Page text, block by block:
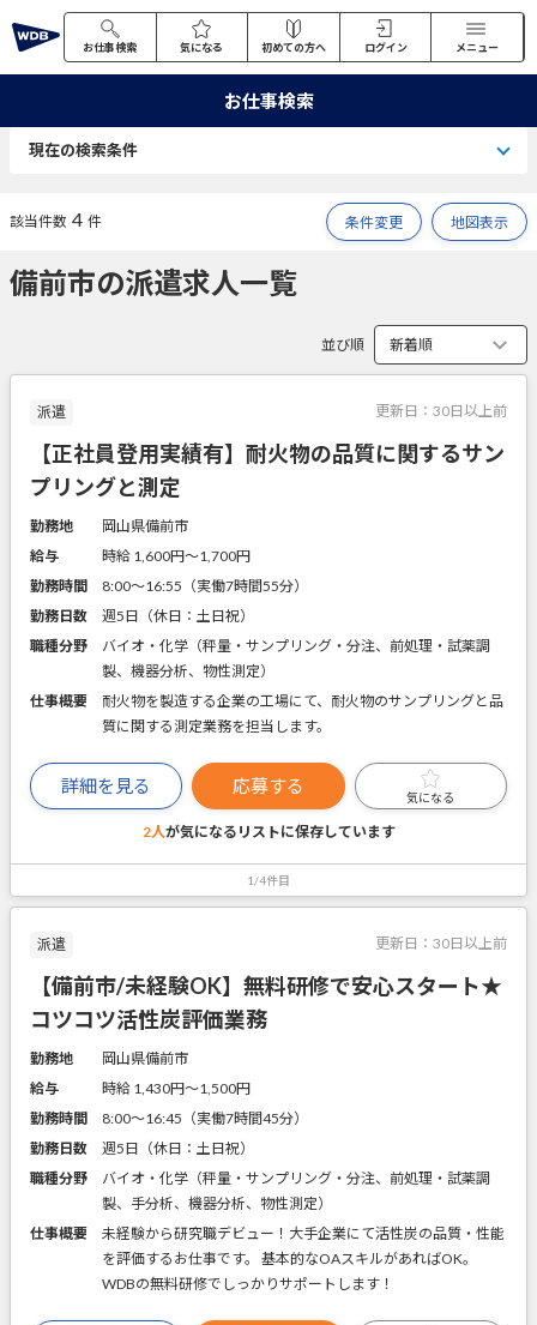
お仕事検索 気になる 初めての方へ ログイン メニュー
お仕事検索
現在の検索条件
該当件数 4 件 条件変更 地図表示
備前市の派遣求人一覧
並び順
派遣 更新日： 30日以上前
【正社員登用実績有】耐火物の品質に関するサン
プリングと測定
勤務地
岡山県備前市
給与
時給 1,600円〜1,700円
勤務時間
8:00～16:55（実働7時間55分）
勤務日数
週5日（休日：土日祝）
職種分野
バイオ・化学（秤量・サンプリング・分注、前処理・試薬調
製、機器分析、物性測定）
仕事概要
耐火物を製造する企業の工場にて、耐火物のサンプリングと品
質に関する測定業務を担当します。
詳細を見る 応募する
気になる
2人が気になるリストに保存しています
1/4件目
派遣 更新日： 30日以上前
【備前市/未経験OK】無料研修で安心スタート★
コツコツ活性炭評価業務
勤務地
岡山県備前市
給与
時給 1,430円〜1,500円
勤務時間
8:00～16:45（実働7時間45分）
勤務日数
週5日（休日：土日祝）
職種分野
バイオ・化学（秤量・サンプリング・分注、前処理・試薬調
製、手分析、機器分析、物性測定）
仕事概要
未経験から研究職デビュー！大手企業にて活性炭の品質・性能
を評価するお仕事です。 基本的なOAスキルがあればOK。
WDBの無料研修でしっかりサポートします！